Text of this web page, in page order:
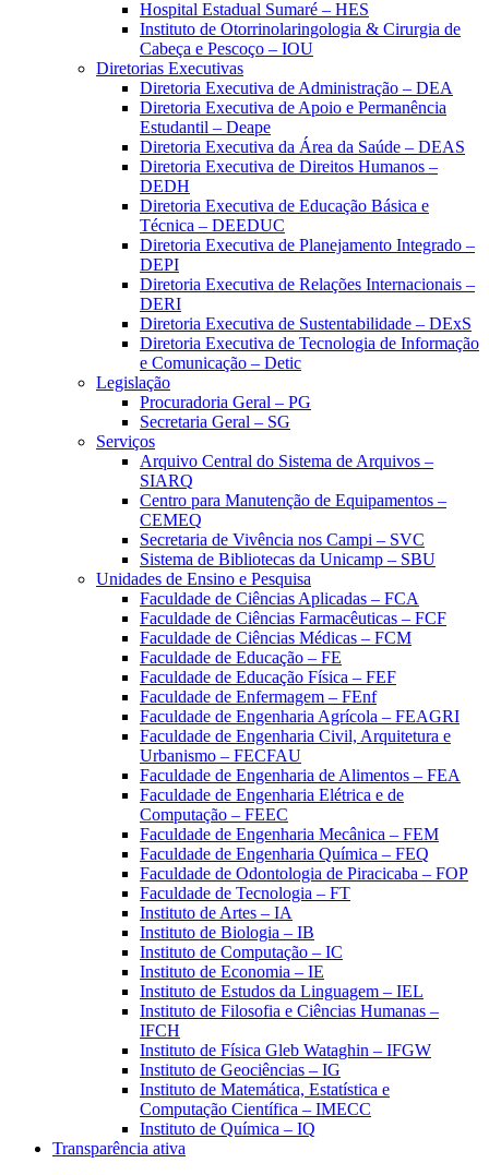
Hospital Estadual Sumaré – HES
Instituto de Otorrinolaringologia & Cirurgia de
Cabeça e Pescoço – IOU
Diretorias Executivas
Diretoria Executiva de Administração – DEA
Diretoria Executiva de Apoio e Permanência
Estudantil – Deape
Diretoria Executiva da Área da Saúde – DEAS
Diretoria Executiva de Direitos Humanos –
DEDH
Diretoria Executiva de Educação Básica e
Técnica – DEEDUC
Diretoria Executiva de Planejamento Integrado –
DEPI
Diretoria Executiva de Relações Internacionais –
DERI
Diretoria Executiva de Sustentabilidade – DExS
Diretoria Executiva de Tecnologia de Informação
e Comunicação – Detic
Legislação
Procuradoria Geral – PG
Secretaria Geral – SG
Serviços
Arquivo Central do Sistema de Arquivos –
SIARQ
Centro para Manutenção de Equipamentos –
CEMEQ
Secretaria de Vivência nos Campi – SVC
Sistema de Bibliotecas da Unicamp – SBU
Unidades de Ensino e Pesquisa
Faculdade de Ciências Aplicadas – FCA
Faculdade de Ciências Farmacêuticas – FCF
Faculdade de Ciências Médicas – FCM
Faculdade de Educação – FE
Faculdade de Educação Física – FEF
Faculdade de Enfermagem – FEnf
Faculdade de Engenharia Agrícola – FEAGRI
Faculdade de Engenharia Civil, Arquitetura e
Urbanismo – FECFAU
Faculdade de Engenharia de Alimentos – FEA
Faculdade de Engenharia Elétrica e de
Computação – FEEC
Faculdade de Engenharia Mecânica – FEM
Faculdade de Engenharia Química – FEQ
Faculdade de Odontologia de Piracicaba – FOP
Faculdade de Tecnologia – FT
Instituto de Artes – IA
Instituto de Biologia – IB
Instituto de Computação – IC
Instituto de Economia – IE
Instituto de Estudos da Linguagem – IEL
Instituto de Filosofia e Ciências Humanas –
IFCH
Instituto de Física Gleb Wataghin – IFGW
Instituto de Geociências – IG
Instituto de Matemática, Estatística e
Computação Científica – IMECC
Instituto de Química – IQ
Transparência ativa